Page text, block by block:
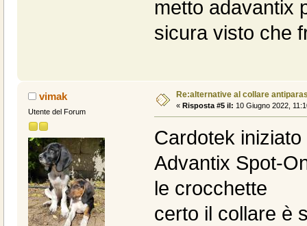
metto adavantix
sicura visto che
vimak
Utente del Forum
Re:alternative al collare
« Risposta #5 il: 10 Giugno 2022,
Cardotek
Advantix Spot-
le crocchette
certo il collare è